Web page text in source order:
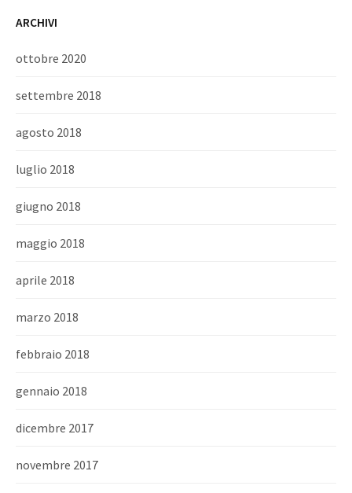
ARCHIVI
ottobre 2020
settembre 2018
agosto 2018
luglio 2018
giugno 2018
maggio 2018
aprile 2018
marzo 2018
febbraio 2018
gennaio 2018
dicembre 2017
novembre 2017